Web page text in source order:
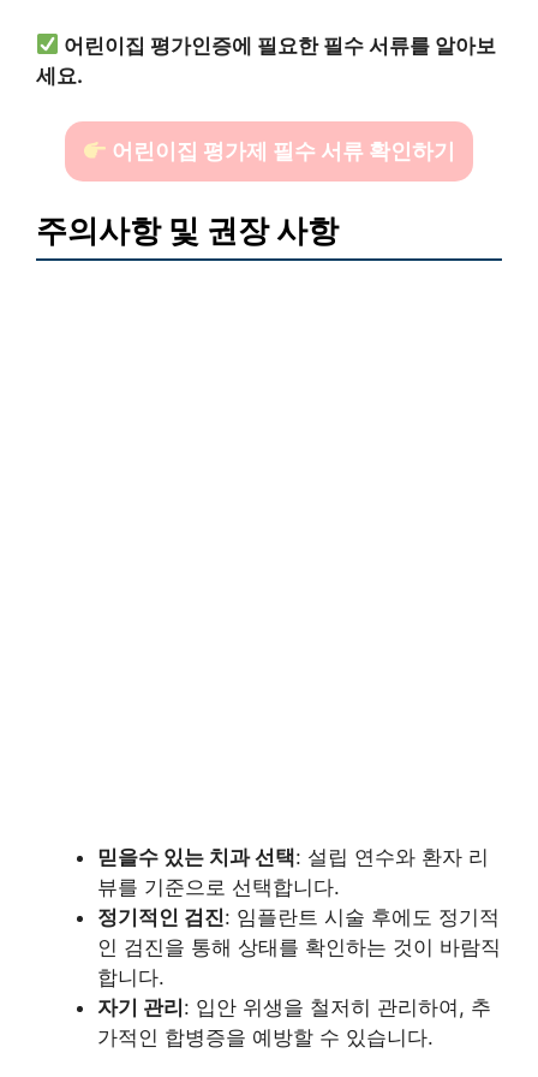
어린이집 평가인증에 필요한 필수 서류를 알아보
세요.
어린이집 평가제 필수 서류 확인하기
주의사항 및 권장 사항
믿을수 있는 치과 선택: 설립 연수와 환자 리
뷰를 기준으로 선택합니다.
정기적인 검진: 임플란트 시술 후에도 정기적
인 검진을 통해 상태를 확인하는 것이 바람직
합니다.
자기 관리: 입안 위생을 철저히 관리하여, 추
가적인 합병증을 예방할 수 있습니다.